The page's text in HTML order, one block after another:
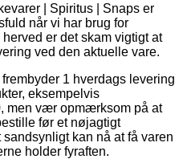
| Spiritus | Snaps er
når vi har brug for
er det skam vigtigt at
ved den aktuelle vare.
1 hverdags levering
eksempelvis
men vær opmærksom på at
før et nøjagtigt
kan nå at få varen
holder fyraften.